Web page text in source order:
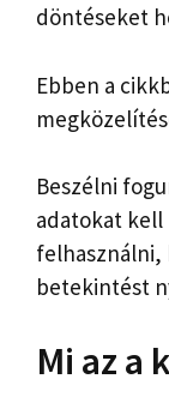
döntéseket
Ebben a
Beszélni
adatokat
felhasználni,
betekintést
Mi az a